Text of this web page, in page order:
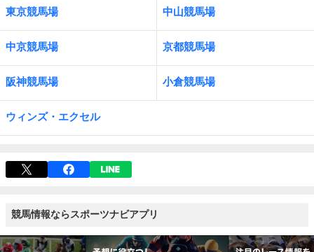
東京競馬場 中山競馬場
中京競馬場 京都競馬場
阪神競馬場 小倉競馬場
ウィンズ・エクセル
競馬情報ならスポーツナビアプリ